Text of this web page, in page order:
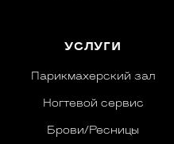
УСЛУГИ
Парикмахерский зал
Ногтевой сервис
Брови/Ресницы